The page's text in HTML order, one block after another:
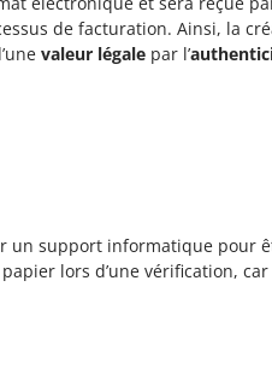
de facturation. Ainsi, la
valeur légale par l’
un support informatique pour
lors d’une vérification, car